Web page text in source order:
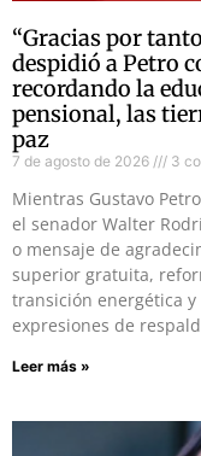
“Gracias por
despidió a Petro
recordando la
pensional, las
paz
7 de agosto de 2026 3
Mientras Gustavo
el senador Walter
o mensaje de
superior gratuita,
transición energética y
expresiones de
Leer más »